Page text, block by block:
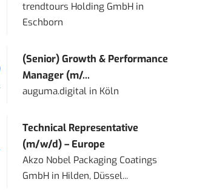
trendtours Holding GmbH in
Eschborn
(Senior) Growth & Performance
Manager (m/...
auguma.digital in Köln
Technical Representative
(m/w/d) – Europe
Akzo Nobel Packaging Coatings
GmbH in Hilden, Düssel...